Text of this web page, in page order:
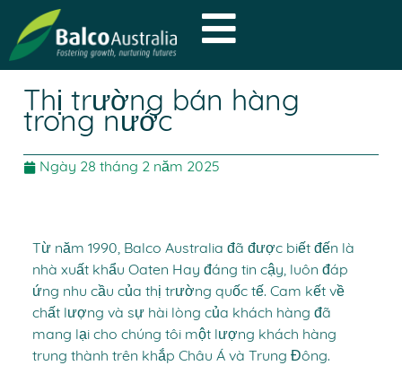
Thị trường bán hàng
trong nước
Ngày 28 tháng 2 năm 2025
Từ năm 1990, Balco Australia đã được biết đến là
nhà xuất khẩu Oaten Hay đáng tin cậy, luôn đáp
ứng nhu cầu của thị trường quốc tế. Cam kết về
chất lượng và sự hài lòng của khách hàng đã
mang lại cho chúng tôi một lượng khách hàng
trung thành trên khắp Châu Á và Trung Đông.